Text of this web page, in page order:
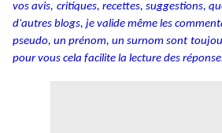
vos avis, critiques, recettes, suggestions,
d'autres blogs, je valide même les
pseudo, un prénom, un surnom sont
pour vous cela facilite la lecture des